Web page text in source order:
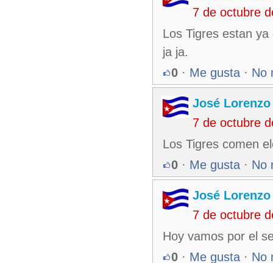
7 de octubre
Los Tigres estan
ja ja.
0 · Me gusta · No
José
7 de octubre
Los Tigres comen
0 · Me gusta · No
José
7 de octubre
Hoy vamos por el
0 · Me gusta · No